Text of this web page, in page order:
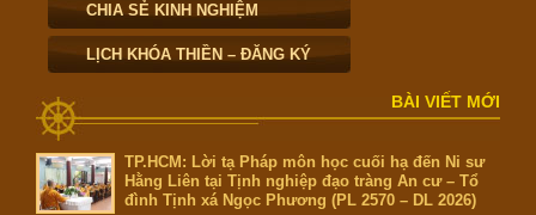
CHIA SẺ KINH NGHIỆM
LỊCH KHÓA THIỀN – ĐĂNG KÝ
BÀI VIẾT MỚI
TP.HCM: Lời tạ Pháp môn học cuối hạ đến Ni sư
Hằng Liên tại Tịnh nghiệp đạo tràng An cư – Tổ
đình Tịnh xá Ngọc Phương (PL 2570 – DL 2026)